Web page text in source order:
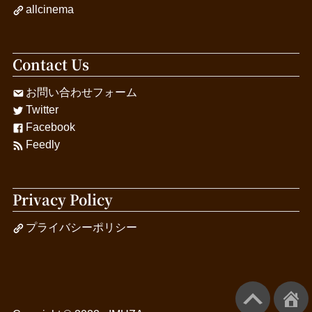
allcinema
Contact Us
お問い合わせフォーム
Twitter
Facebook
Feedly
Privacy Policy
プライバシーポリシー